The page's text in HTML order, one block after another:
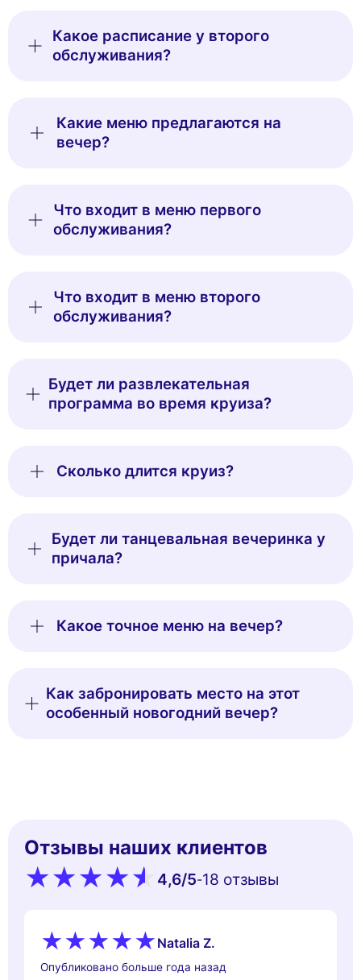
Какое расписание у второго
обслуживания?
Какие меню предлагаются на
вечер?
Что входит в меню первого
обслуживания?
Что входит в меню второго
обслуживания?
Будет ли развлекательная
программа во время круиза?
Сколько длится круиз?
Будет ли танцевальная вечеринка у
причала?
Какое точное меню на вечер?
Как забронировать место на этот
особенный новогодний вечер?
Отзывы наших клиентов
4,6/5-18 oтзывы
Natalia Z.
Опубликовано больше года назад